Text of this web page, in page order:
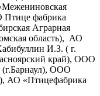
фабрика
Аграрная
область), АО
И.З. ( г.
край), ООО
(г.Барнаул), ООО
АО «Птицефабрика